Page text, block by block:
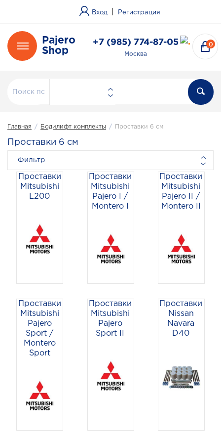
Вход Регистрация
Pajero
Shop
+7 (985) 774-87-05
Москва
0
Фильтр
Главная / Бодилифт комплекты / Проставки 6 см
Проставки 6 см
Проставки
Mitsubishi
L200
Проставки
Mitsubishi
Pajero I /
Montero I
Проставки
Mitsubishi
Pajero II /
Montero II
Проставки
Mitsubishi
Pajero
Sport /
Montero
Sport
Проставки
Mitsubishi
Pajero
Sport II
Проставки
Nissan
Navara
D40